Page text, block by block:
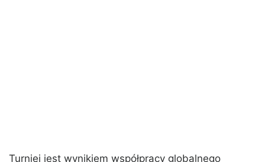
Turniej jest wynikiem współpracy globalnego